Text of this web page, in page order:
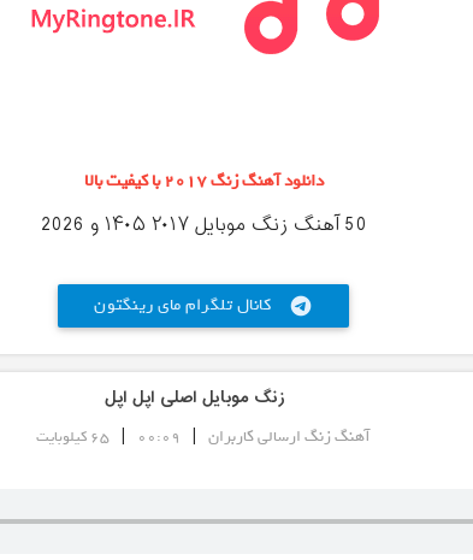
دانلود آهنگ زنگ ۲۰۱۷ با کیفیت بالا
50 آهنگ زنگ موبایل ۲۰۱۷ ۱۴۰۵ و 2026
کانال تلگرام مای رینگتون telegram
زنگ موبایل اصلی اپل اپل
آهنگ زنگ ارسالی کاربران |
00:09
| 65 کیلوبایت